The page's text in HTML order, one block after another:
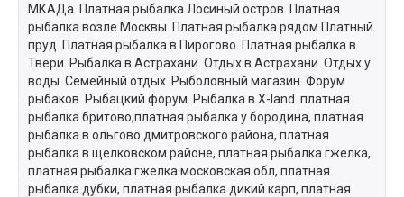
МКАДа. Платная рыбалка Лосиный остров. Платная
рыбалка возле Москвы. Платная рыбалка рядом.Платный
пруд. Платная рыбалка в Пирогово. Платная рыбалка в
Твери. Рыбалка в Астрахани. Отдых в Астрахани. Отдых у
воды. Семейный отдых. Рыболовный магазин. Форум
рыбаков. Рыбацкий форум. Рыбалка в X-land. платная
рыбалка бритово,платная рыбалка у бородина, платная
рыбалка в ольгово дмитровского района, платная
рыбалка в щелковском районе, платная рыбалка гжелка,
платная рыбалка гжелка московская обл, платная
рыбалка дубки, платная рыбалка дикий карп, платная